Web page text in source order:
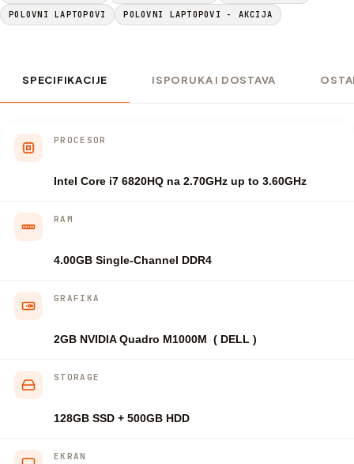
POLOVNI LAPTOPOVI
POLOVNI LAPTOPOVI - AKCIJA
SPECIFIKACIJE ISPORUKA I DOSTAVA
PROCESOR
Intel Core i7 6820HQ na 2.70GHz up to 3.60GHz
RAM
4.00GB Single-Channel DDR4
GRAFIKA
2GB NVIDIA Quadro M1000M ( DELL )
STORAGE
128GB SSD + 500GB HDD
EKRAN